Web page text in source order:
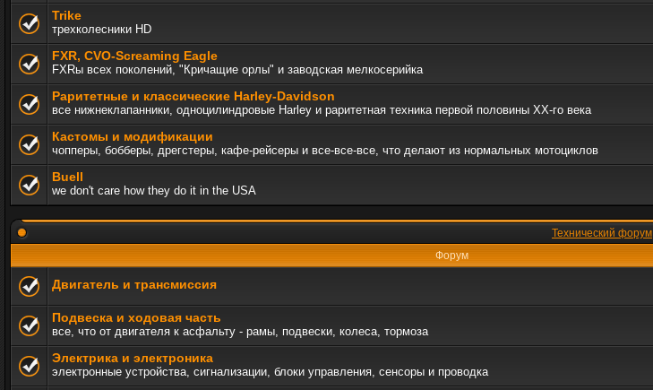
Trike
трехколесники HD
FXR, СVO-Screaming Eagle
FXRы всех поколений, "Кричащие орлы" и заводская мелкосерийка
Раритетные и классические Harley-Davidson
все нижнеклапанники, одноцилиндровые Harley и раритетная техника первой половины ХХ-го века
Кастомы и модификации
чопперы, бобберы, дрегстеры, кафе-рейсеры и все-все-все, что делают из нормальных мотоциклов
Buell
we don't care how they do it in the USA
Технический форум
Форум
Двигатель и трансмиссия
Подвеска и ходовая часть
все, что от двигателя к асфальту - рамы, подвески, колеса, тормоза
Электрика и электроника
электронные устройства, сигнализации, блоки управления, сенсоры и проводка